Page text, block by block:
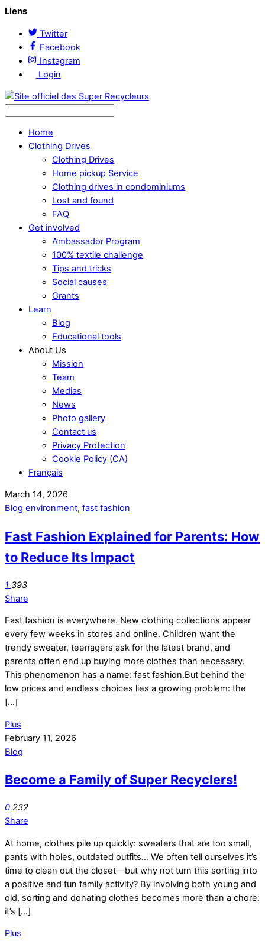
Liens
Twitter
Facebook
Instagram
Login
Home
Clothing Drives
Clothing Drives
Home pickup Service
Clothing drives in condominiums
Lost and found
FAQ
Get involved
Ambassador Program
100% textile challenge
Tips and tricks
Social causes
Grants
Learn
Blog
Educational tools
About Us
Mission
Team
Medias
News
Photo gallery
Contact us
Privacy Protection
Cookie Policy (CA)
Français
March 14, 2026
Blog environment, fast fashion
Fast Fashion Explained for Parents: How
to Reduce Its Impact
1 393
Share
Fast fashion is everywhere. New clothing collections appear
every few weeks in stores and online. Children want the
trendy sweater, teenagers ask for the latest brand, and
parents often end up buying more clothes than necessary.
This phenomenon has a name: fast fashion.But behind the
low prices and endless choices lies a growing problem: the
[…]
Plus
February 11, 2026
Blog
Become a Family of Super Recyclers!
0 232
Share
At home, clothes pile up quickly: sweaters that are too small,
pants with holes, outdated outfits… We often tell ourselves it’s
time to clean out the closet—but why not turn this sorting into
a positive and fun family activity? By involving both young and
old, sorting and donating clothes becomes more than a chore:
it’s […]
Plus